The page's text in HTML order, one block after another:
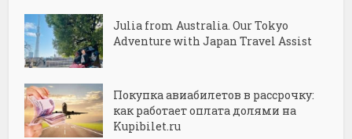
Julia from Australia. Our Tokyo
Adventure with Japan Travel Assist
Покупка авиабилетов в рассрочку:
как работает оплата долями на
Kupibilet.ru